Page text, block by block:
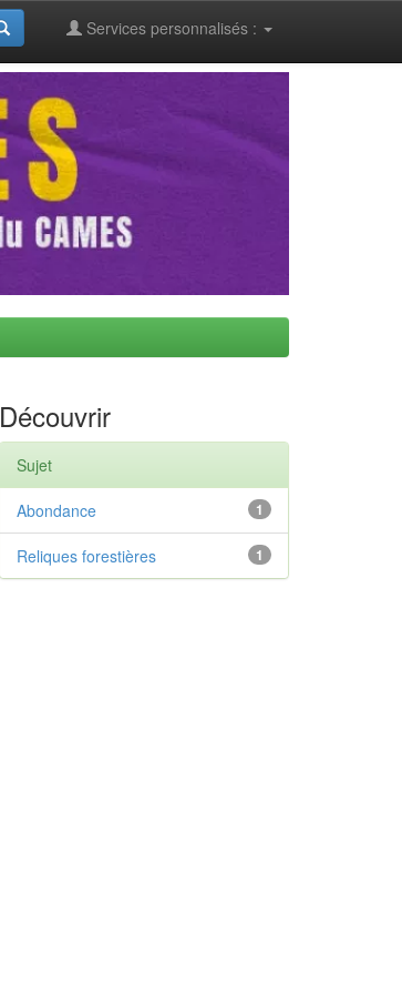
Services personnalisés :
Découvrir
Sujet
1
Abondance
1
Reliques forestières